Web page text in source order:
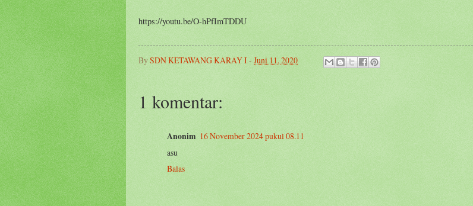
https://youtu.be/O-hPfImTDDU
BySDN KETAWANG KARAY I- Juni 11, 2020
1 komentar:
Anonim 16 November 2024 pukul 08.11
asu
Balas